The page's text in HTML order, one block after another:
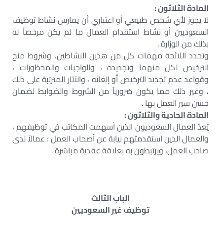
المادة الثلاثون :
لا يجوز لأي شخص طبيعي أو اعتباري أن يمارس نشاط توظيف
السعوديين أو نشاط استقدام العمال ما لم يكن مرخصاً له
بذلك من الوزارة .
وتحدد اللائحة مهمات كل من هذين النشاطين، وشروط منح
الترخيص لكل منهما وتجديده ، والواجبات والمحظورات ،
وقواعد عدم تجديد الترخيص أو إلغائه ، والآثار المترتبة على ذلك
، وغير ذلك مما يكون ضرورياً من الشروط والضوابط لضمان
حسن سير العمل بها .
المادة الحادية والثلاثون :
يُعدّ العمال السعوديون الذين أسهمت المكاتب في توظيفهم ،
والعمال الذين استقدمتهم نيابة عن أصحاب العمل ؛ عمالاً لدى
صاحب العمل، ويرتبطون به بعلاقة عقدية مباشرة .
الباب الثالث
توظيف غير السعوديين